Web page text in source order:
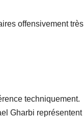
offensivement très
techniquement.
Gharbi représentent